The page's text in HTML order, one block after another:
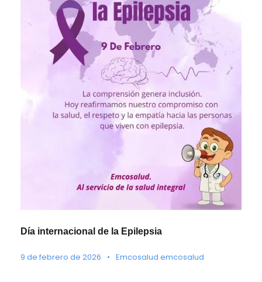
Día internacional de la Epilepsia
9 de febrero de 2026 • Emcosalud emcosalud